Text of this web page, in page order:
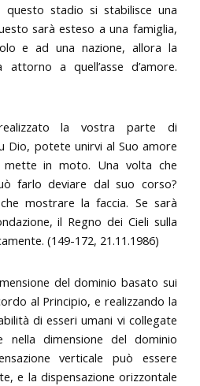
questo stadio si stabilisce una
sarà esteso a una famiglia,
e ad una nazione, allora la
a quell’asse d’amore.
la vostra parte di
Dio, potete unirvi al Suo amore
in moto. Una volta che
farlo deviare dal suo corso?
mostrare la faccia. Se sarà
il Regno dei Cieli sulla
(149-172, 21.11.1986)
del dominio basato sui
al Principio, e realizzando la
di esseri umani vi collegate
nella dimensione del dominio
verticale può essere
e la dispensazione orizzontale